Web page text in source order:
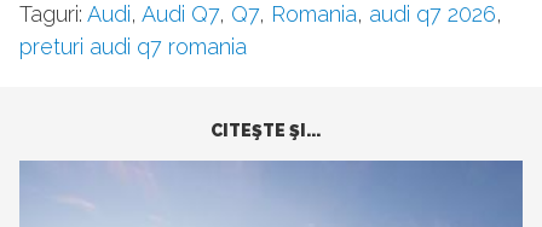
Taguri: Audi, Audi Q7, Q7, Romania, audi q7 2026,
preturi audi q7 romania
CITEŞTE ŞI...